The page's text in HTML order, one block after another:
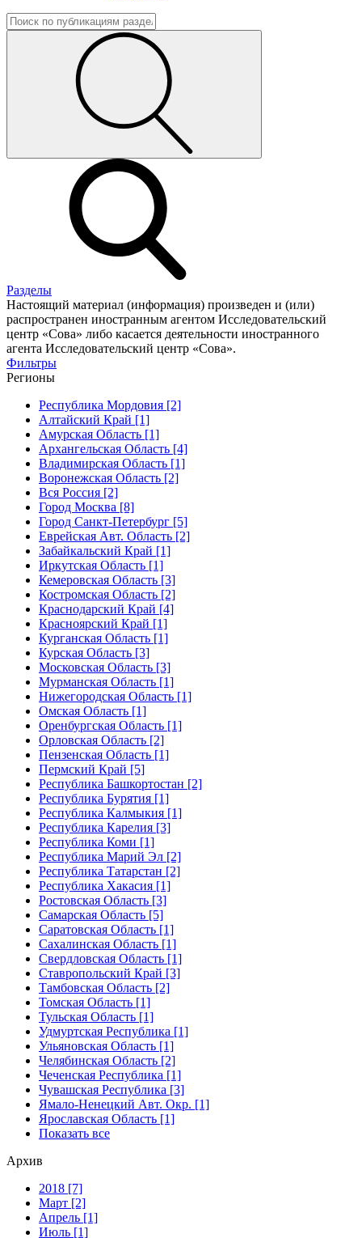
Разделы
Настоящий материал (информация) произведен и (или)
распространен иностранным агентом Исследовательский
центр «Сова» либо касается деятельности иностранного
агента Исследовательский центр «Сова».
Фильтры
Регионы
Республика Мордовия [2]
Алтайский Край [1]
Амурская Область [1]
Архангельская Область [4]
Владимирская Область [1]
Воронежская Область [2]
Вся Россия [2]
Город Москва [8]
Город Санкт-Петербург [5]
Еврейская Авт. Область [2]
Забайкальский Край [1]
Иркутская Область [1]
Кемеровская Область [3]
Костромская Область [2]
Краснодарский Край [4]
Красноярский Край [1]
Курганская Область [1]
Курская Область [3]
Московская Область [3]
Мурманская Область [1]
Нижегородская Область [1]
Омская Область [1]
Оренбургская Область [1]
Орловская Область [2]
Пензенская Область [1]
Пермский Край [5]
Республика Башкортостан [2]
Республика Бурятия [1]
Республика Калмыкия [1]
Республика Карелия [3]
Республика Коми [1]
Республика Марий Эл [2]
Республика Татарстан [2]
Республика Хакасия [1]
Ростовская Область [3]
Самарская Область [5]
Саратовская Область [1]
Сахалинская Область [1]
Свердловская Область [1]
Ставропольский Край [3]
Тамбовская Область [2]
Томская Область [1]
Тульская Область [1]
Удмуртская Республика [1]
Ульяновская Область [1]
Челябинская Область [2]
Чеченская Республика [1]
Чувашская Республика [3]
Ямало-Ненецкий Авт. Окр. [1]
Ярославская Область [1]
Показать все
Архив
2018 [7]
Март [2]
Апрель [1]
Июль [1]